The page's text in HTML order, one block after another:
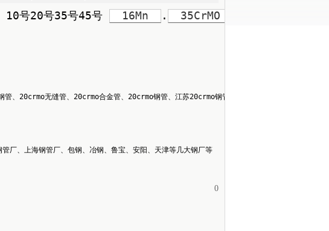
10号20号35号45号 16Mn . 35CrMO
管、20crmo无缝管、20crmo合金管、20crmo钢管、江苏20crmo钢管等，所售产品均执行国家
厂、上海钢管厂、包钢、冶钢、鲁宝、安阳、天津等几大钢厂等
0